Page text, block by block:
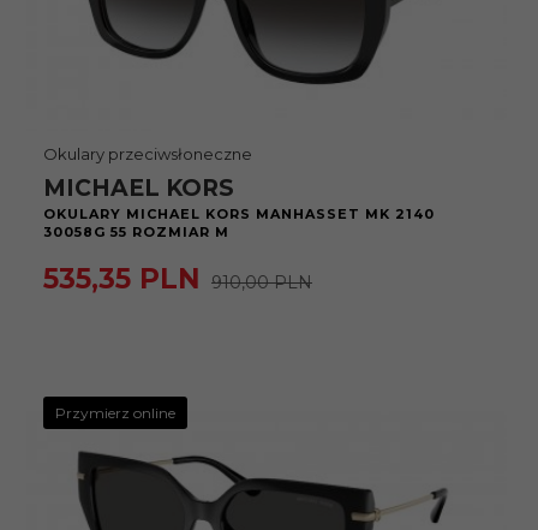
Okulary przeciwsłoneczne
MICHAEL KORS
OKULARY MICHAEL KORS MANHASSET MK 2140
30058G 55 ROZMIAR M
535,35 PLN 910,00 PLN
Przymierz online